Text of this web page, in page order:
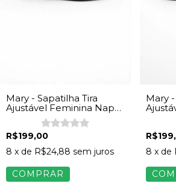
Mary - Sapatilha Tira
Ajustável Feminina Napa
R$199,00
8 x de R$24,88 sem juros
COMPRAR
Mary
8 x de